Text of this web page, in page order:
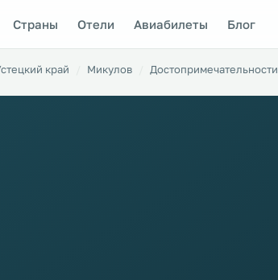
Страны Отели Авиабилеты Блог
край Микулов Достопримечательности